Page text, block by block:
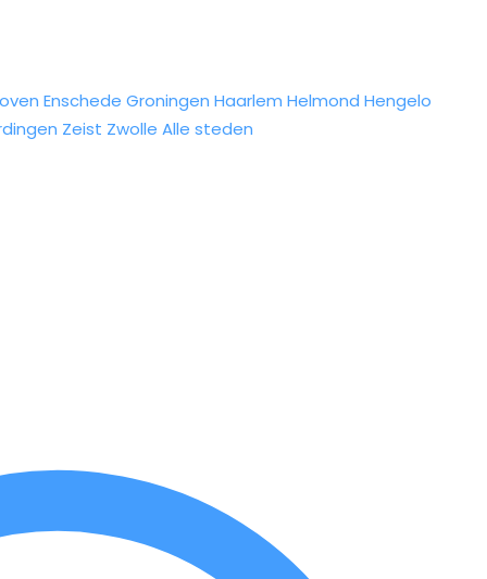
Enschede Groningen Haarlem Helmond Hengelo
Zeist Zwolle Alle steden